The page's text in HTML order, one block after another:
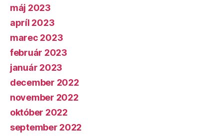
máj 2023
apríl 2023
marec 2023
február 2023
január 2023
december 2022
november 2022
október 2022
september 2022